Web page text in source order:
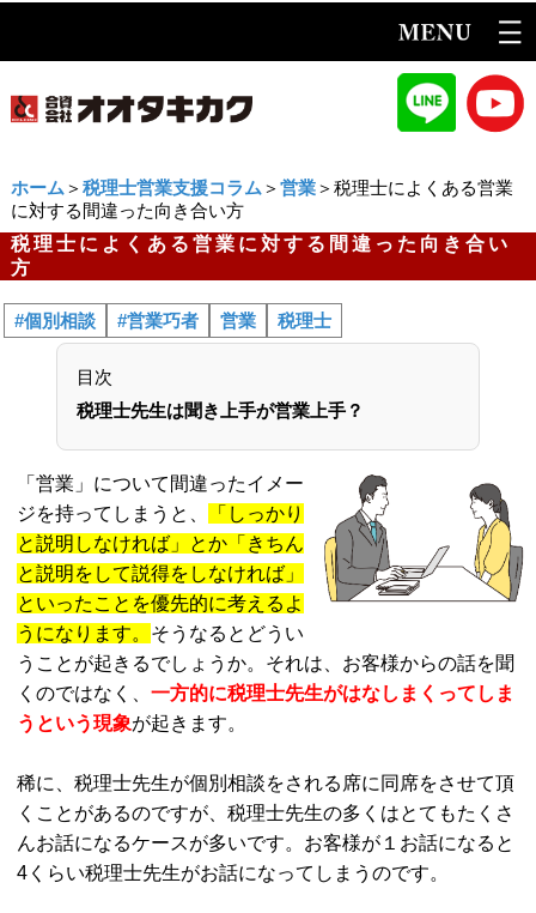
ホーム ＞ 税理士営業支援コラム ＞ 営業＞税理士によくある営業
に対する間違った向き合い方
税理士によくある営業に対する間違った向き合い
方
#個別相談 #営業巧者 営業 税理士
目次
税理士先生は聞き上手が営業上手？
「営業」について間違ったイメー
ジを持ってしまうと、
「しっかり
と説明しなければ」とか「きちん
と説明をして説得をしなければ」
といったことを優先的に考えるよ
うになります。 そうなるとどうい
うことが起きるでしょうか。それは、お客様からの話を聞
くのではなく、 一方的に税理士先生がはなしまくってしま
うという現象が起きます。
稀に、税理士先生が個別相談をされる席に同席をさせて頂
くことがあるのですが、税理士先生の多くはとてもたくさ
んお話になるケースが多いです。お客様が１お話になると
4くらい税理士先生がお話になってしまうのです。